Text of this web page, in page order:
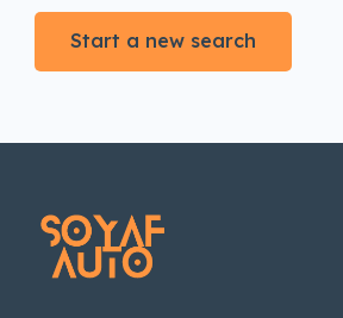
Start a new search